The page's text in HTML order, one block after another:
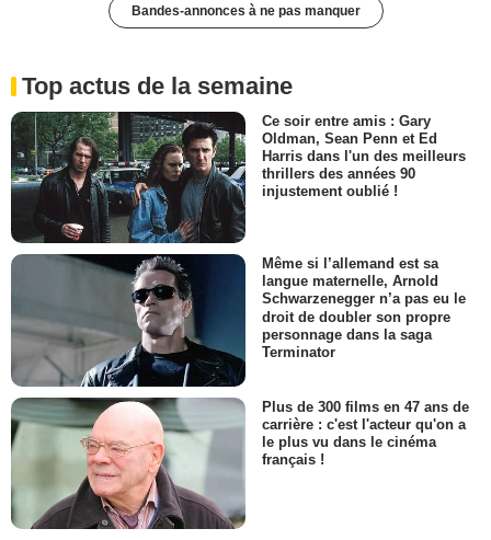
Bandes-annonces à ne pas manquer
Top actus de la semaine
Ce soir entre amis : Gary
Oldman, Sean Penn et Ed
Harris dans l'un des meilleurs
thrillers des années 90
injustement oublié !
Même si l’allemand est sa
langue maternelle, Arnold
Schwarzenegger n’a pas eu le
droit de doubler son propre
personnage dans la saga
Terminator
Plus de 300 films en 47 ans de
carrière : c'est l'acteur qu'on a
le plus vu dans le cinéma
français !